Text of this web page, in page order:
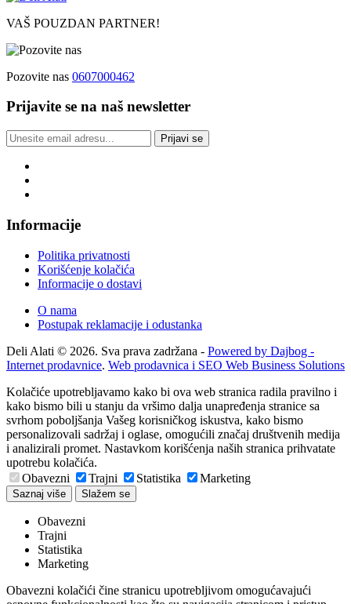
VAŠ POUZDAN PARTNER!
Pozovite nas 0607000462
Prijavite se na naš newsletter
Prijavi se
Informacije
Politika privatnosti
Korišćenje kolačića
Informacije o dostavi
O nama
Postupak reklamacije i odustanka
Deli Alati © 2026. Sva prava zadržana - Powered by Dajbog -
Internet prodavnice. Web prodavnica i SEO Web Business Solutions
Kolačiće upotrebljavamo kako bi ova web stranica radila pravilno i
kako bismo bili u stanju da vršimo dalja unapređenja stranice sa
svrhom poboljšanja Vašeg korisničkog iskustva, kako bismo
personalizovali sadržaj i oglase, omogućili značaj društvenih medija
i analizirali promet. Nastavkom korišćenja naših stranica prihvatate
upotrebu kolačića.
Obavezni
Trajni Statistika Marketing
Saznaj više Slažem se
Obavezni
Trajni
Statistika
Marketing
Obavezni kolačići čine stranicu upotrebljivom omogućavajući